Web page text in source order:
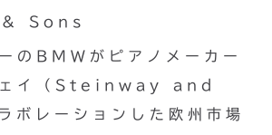
Sons
のBMWがピアノメーカー
ェイ（Steinway and
ボレーションした欧州市場